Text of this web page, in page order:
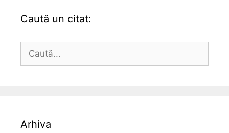
Caută un citat:
după:
Arhiva